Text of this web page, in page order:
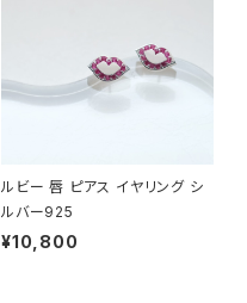
ルビー 唇 ピアス イヤリング シ
ルバー925
¥10,800